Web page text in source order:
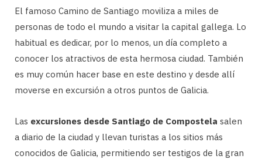
El famoso Camino de Santiago moviliza a miles de
personas de todo el mundo a visitar la capital gallega. Lo
habitual es dedicar, por lo menos, un día completo a
conocer los atractivos de esta hermosa ciudad. También
es muy común hacer base en este destino y desde allí
moverse en excursión a otros puntos de Galicia.
Las excursiones desde Santiago de Compostela salen
a diario de la ciudad y llevan turistas a los sitios más
conocidos de Galicia, permitiendo ser testigos de la gran